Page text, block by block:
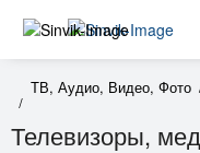
ТВ, Аудио, Видео, Фото
Телевизоры,